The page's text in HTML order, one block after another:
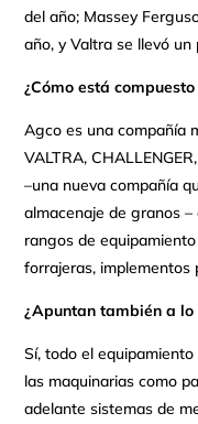
del año; Massey
año, y Valtra se llevó
¿Cómo está
Agco es una compañía
VALTRA,
–una nueva compañía
almacenaje de granos
rangos de
forrajeras, implementos
¿Apuntan también a
Sí, todo el
las maquinarias como
adelante sistemas de